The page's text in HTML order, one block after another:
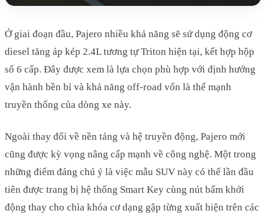
Ở giai đoạn đầu, Pajero nhiều khả năng sẽ sử dụng động cơ
diesel tăng áp kép 2.4L tương tự Triton hiện tại, kết hợp hộp
số 6 cấp. Đây được xem là lựa chọn phù hợp với định hướng
vận hành bền bỉ và khả năng off-road vốn là thế mạnh
truyền thống của dòng xe này.
Ngoài thay đổi về nền tảng và hệ truyền động, Pajero mới
cũng được kỳ vọng nâng cấp mạnh về công nghệ. Một trong
những điểm đáng chú ý là việc mẫu SUV này có thể lần đầu
tiên được trang bị hệ thống Smart Key cùng nút bấm khởi
động thay cho chìa khóa cơ dạng gập từng xuất hiện trên các